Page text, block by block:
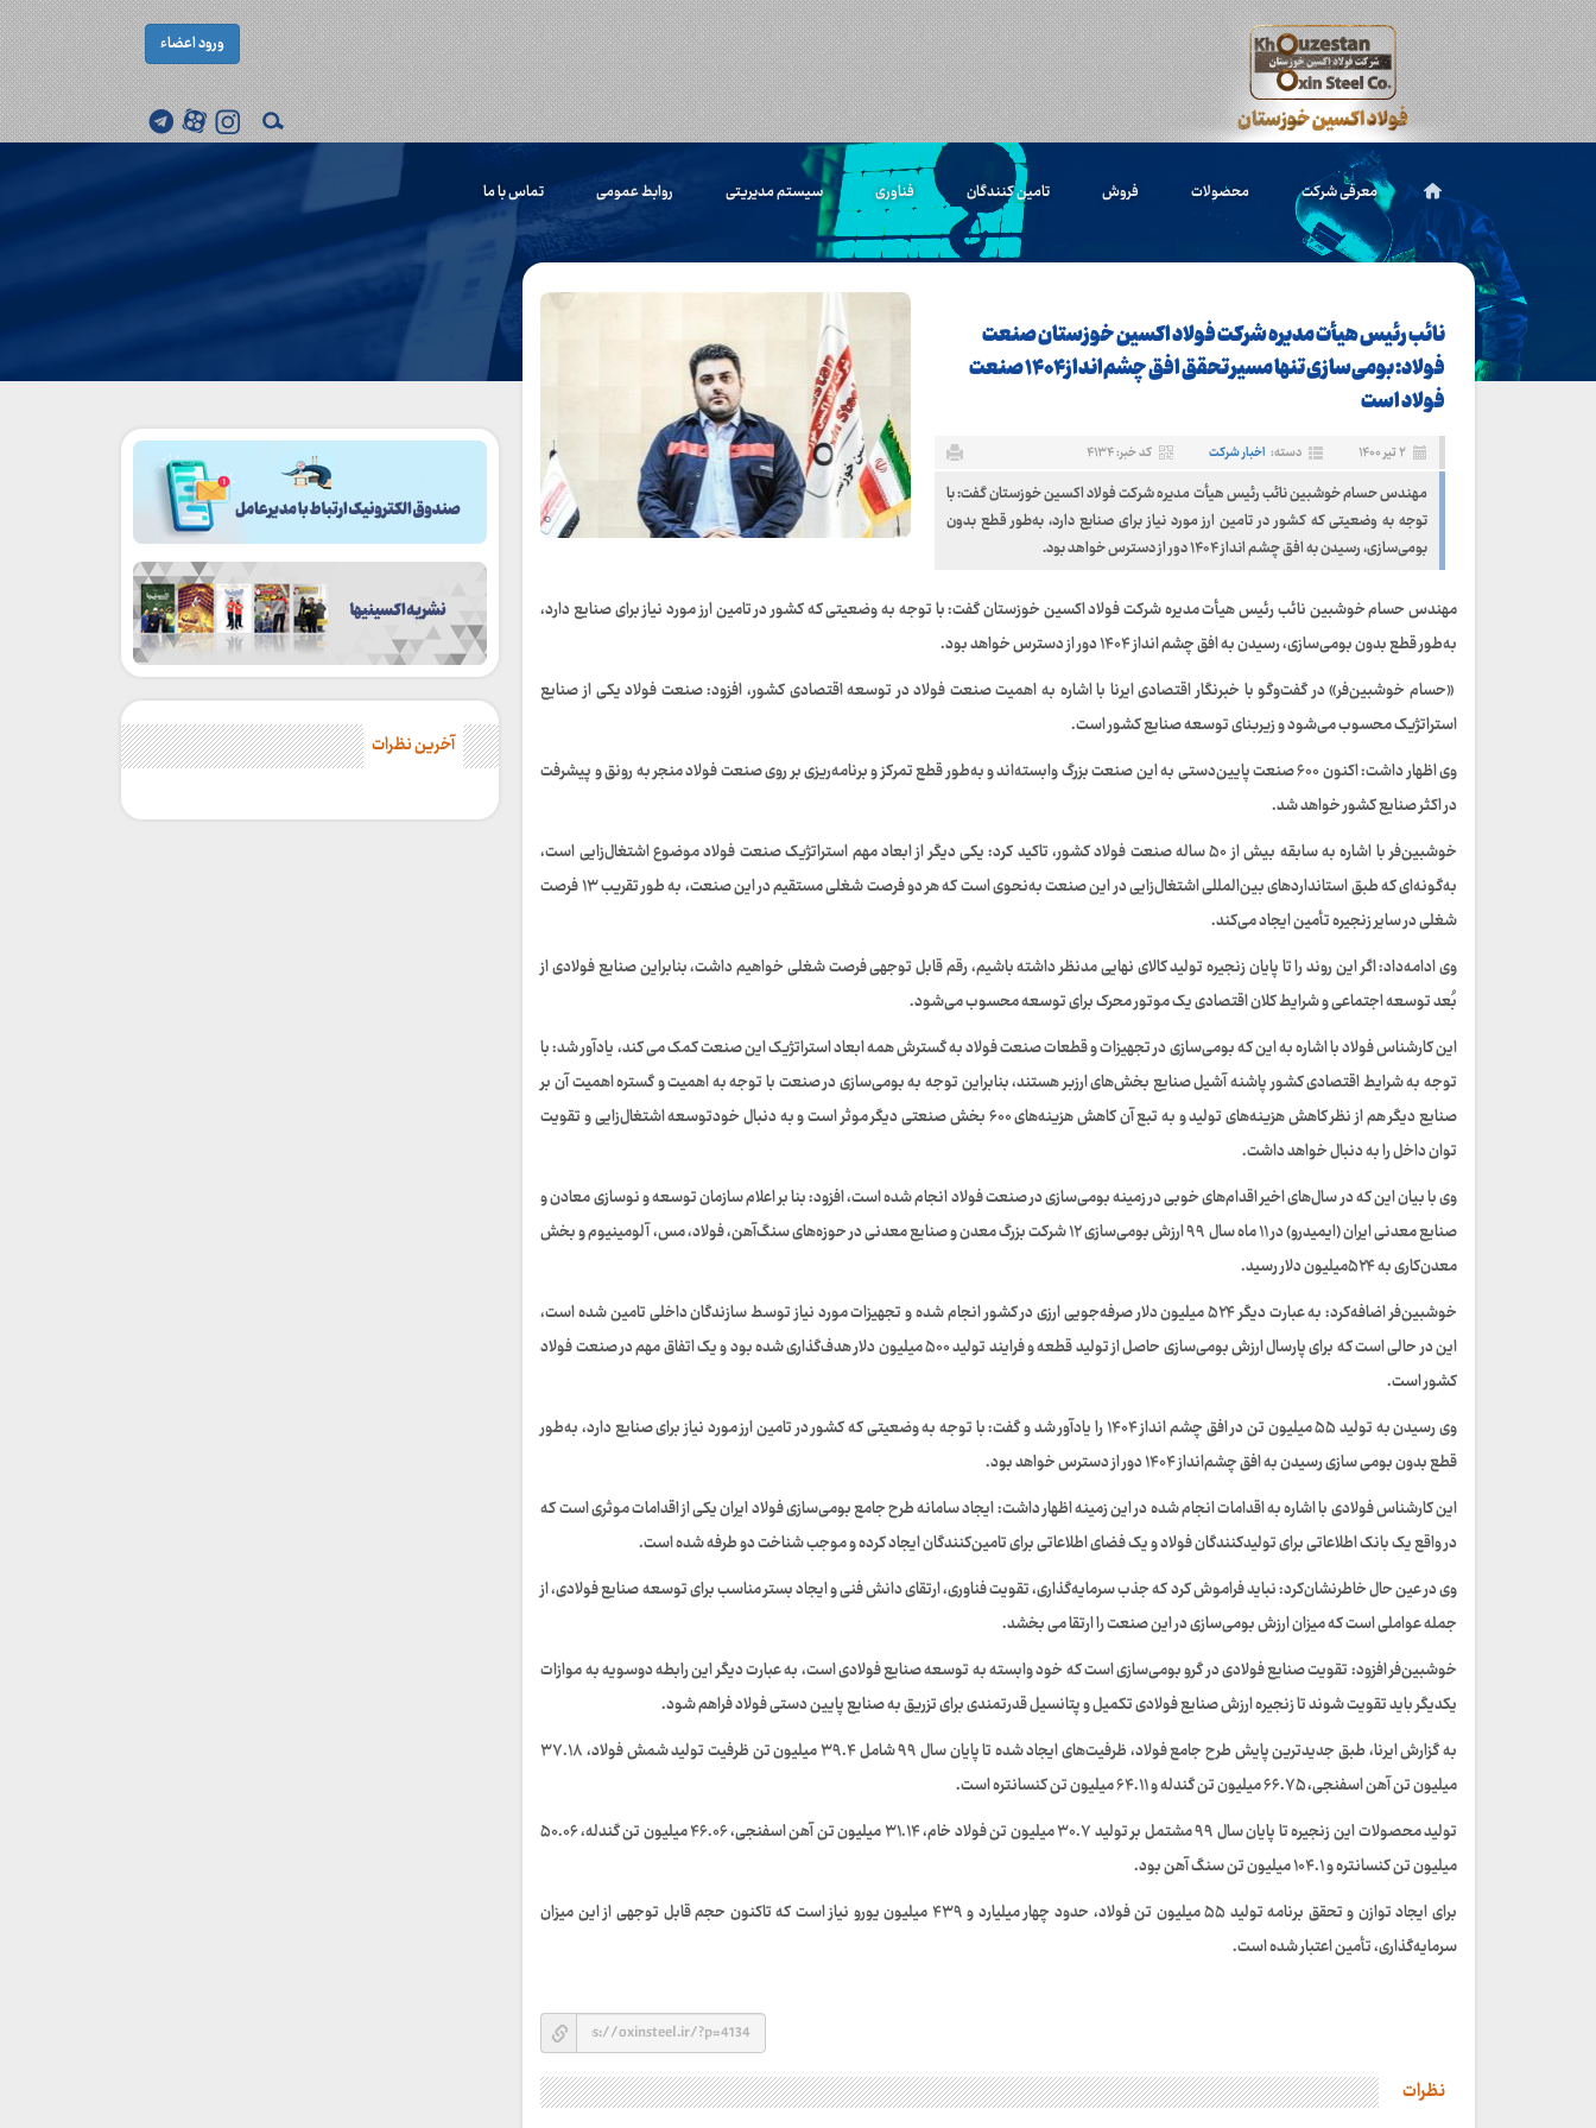
ورود اعضاء
معرفی شرکت محصولات فروش تامین کنندگان فناوری سیستم مدیریتی روابط عمومی تماس با ما
نائب رئیس هیأت مدیره شرکت فولاد اکسین خوزستان صنعت
فولاد: بومی‌سازی تنها مسیر تحقق افق چشم‌انداز ۱۴۰۴ صنعت
فولاد است
۲ تیر ۱۴۰۰ دسته: اخبار شرکت کد خبر: ۴۱۳۴
مهندس حسام خوشبین نائب رئیس هیأت مدیره شرکت فولاد اکسین خوزستان گفت: با
توجه به وضعیتی که کشور در تامین ارز مورد نیاز برای صنایع دارد، به‌طور قطع بدون
بومی‌سازی، رسیدن به افق چشم انداز ۱۴۰۴ دور از دسترس خواهد بود.
مهندس حسام خوشبین نائب رئیس هیأت مدیره شرکت فولاد اکسین خوزستان گفت: با توجه به وضعیتی که کشور در تامین ارز مورد نیاز برای صنایع دارد،
به‌طور قطع بدون بومی‌سازی، رسیدن به افق چشم انداز ۱۴۰۴ دور از دسترس خواهد بود.
«حسام خوشبین‌فر» در گفت‌وگو با خبرنگار اقتصادی ایرنا با اشاره به اهمیت صنعت فولاد در توسعه اقتصادی کشور، افزود: صنعت فولاد یکی از صنایع
استراتژیک محسوب می‌شود و زیربنای توسعه صنایع کشور است.
وی اظهار داشت: اکنون ۶۰۰ صنعت پایین‌دستی به این صنعت بزرگ وابسته‌اند و به‌طور قطع تمرکز و برنامه‌ریزی بر روی صنعت فولاد منجر به رونق و پیشرفت
در اکثر صنایع کشور خواهد شد.
خوشبین‌فر با اشاره به سابقه بیش از ۵۰ ساله صنعت فولاد کشور، تاکید کرد: یکی دیگر از ابعاد مهم استراتژیک صنعت فولاد موضوع اشتغال‌زایی است،
به‌گونه‌ای که طبق استانداردهای بین‌المللی اشتغال‌زایی در این صنعت به‌نحوی است که هر دو فرصت شغلی مستقیم در این صنعت، به‌ طور تقریب ۱۳ فرصت
شغلی در سایر زنجیره تأمین ایجاد می‌کند.
وی ادامه‌داد: اگر این روند را تا پایان زنجیره تولید کالای نهایی مدنظر داشته باشیم، رقم قابل توجهی فرصت شغلی خواهیم داشت، بنابراین صنایع فولادی از
بُعد توسعه اجتماعی و شرایط کلان اقتصادی یک موتور محرک برای توسعه محسوب می‌شود.
این کارشناس فولاد با اشاره به این که بومی‌سازی در تجهیزات و قطعات صنعت فولاد به گسترش همه ابعاد استراتژیک این صنعت کمک می کند، یادآور شد: با
توجه به شرایط اقتصادی کشور پاشنه آشیل صنایع بخش‌های ارزبر هستند، بنابراین توجه به بومی‌سازی در صنعت با توجه به اهمیت و گستره اهمیت آن بر
صنایع دیگر هم از نظر کاهش هزینه‌های تولید و به تبع آن کاهش هزینه‌های ۶۰۰ بخش صنعتی دیگر موثر است و به دنبال خودتوسعه اشتغال‌زایی و تقویت
توان داخل را به دنبال خواهد داشت.
وی با بیان این که در سال‌های اخیر اقدام‌های خوبی در زمینه بومی‌سازی در صنعت فولاد انجام شده است، افزود: بنا بر اعلام سازمان توسعه و نوسازی معادن و
صنایع معدنی ایران (ایمیدرو) در ۱۱ ماه سال ۹۹ ارزش بومی‌سازی ۱۲ شرکت بزرگ معدن و صنایع معدنی در حوزه‌های سنگ‌آهن، فولاد، مس، آلومینیوم و بخش
معدن‌کاری به ۵۲۴میلیون دلار رسید.
خوشبین‌فر اضافه‌کرد: به عبارت دیگر ۵۲۴ میلیون دلار صرفه‌جویی ارزی در کشور انجام شده و تجهیزات مورد نیاز توسط سازندگان داخلی تامین شده است،
این در حالی است که برای پارسال ارزش بومی‌سازی حاصل از تولید قطعه و فرایند تولید ۵۰۰ میلیون دلار هدف‌گذاری شده بود و یک اتفاق مهم در صنعت فولاد
کشور است.
وی رسیدن به تولید ۵۵ میلیون تن در افق چشم انداز ۱۴۰۴ را یادآور شد و گفت: با توجه به وضعیتی که کشور در تامین ارز مورد نیاز برای صنایع دارد، به‌طور
قطع بدون بومی سازی رسیدن به افق چشم‌انداز ۱۴۰۴ دور از دسترس خواهد بود.
این کارشناس فولادی با اشاره به اقدامات انجام شده در این زمینه اظهار داشت: ایجاد سامانه طرح جامع بومی‌سازی فولاد ایران یکی از اقدامات موثری است که
در واقع یک بانک اطلاعاتی برای تولیدکنندگان فولاد و یک فضای اطلاعاتی برای تامین‌کنندگان ایجاد کرده و موجب شناخت دو طرفه شده است.
وی در عین حال خاطرنشان‌کرد: نباید فراموش کرد که جذب سرمایه‌گذاری، تقویت فناوری، ارتقای دانش فنی و ایجاد بستر مناسب برای توسعه صنایع فولادی، از
جمله عواملی است که میزان ارزش بومی‌سازی در این صنعت را ارتقا می بخشد.
خوشبین‌فر افزود: تقویت صنایع فولادی در گرو بومی‌سازی است که خود وابسته به توسعه صنایع فولادی است، به عبارت دیگر این رابطه دوسویه به موازات
یکدیگر باید تقویت شوند تا زنجیره ارزش صنایع فولادی تکمیل و پتانسیل قدرتمندی برای تزریق به صنایع پایین دستی فولاد فراهم شود.
به گزارش ایرنا، طبق جدیدترین پایش طرح جامع فولاد، ظرفیت‌های ایجاد شده تا پایان سال ۹۹ شامل ۳۹.۴ میلیون تن ظرفیت تولید شمش فولاد، ۳۷.۱۸
میلیون تن آهن اسفنجی، ۶۶.۷۵ میلیون تن گندله و ۶۴.۱۱ میلیون تن کنسانتره است.
تولید محصولات این زنجیره تا پایان سال ۹۹ مشتمل بر تولید ۳۰.۷ میلیون تن فولاد خام، ۳۱.۱۴ میلیون تن آهن اسفنجی، ۴۶.۰۶ میلیون تن گندله، ۵۰.۰۶
میلیون تن کنسانتره و ۱۰۴.۱ میلیون تن سنگ آهن بود.
برای ایجاد توازن و تحقق برنامه تولید ۵۵ میلیون تن فولاد، حدود چهار میلیارد و ۴۳۹ میلیون یورو نیاز است که تاکنون حجم قابل توجهی از این میزان
سرمایه‌گذاری، تأمین اعتبار شده است.
نظرات
آخرین نظرات